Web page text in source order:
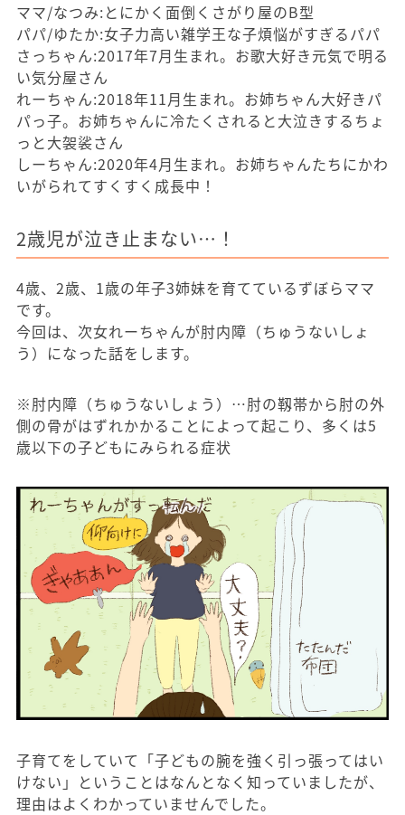
ママ/なつみ:とにかく面倒くさがり屋のB型
パパ/ゆたか:女子力高い雑学王な子煩悩がすぎるパパ
さっちゃん:2017年7月生まれ。お歌大好き元気で明る
い気分屋さん
れーちゃん:2018年11月生まれ。お姉ちゃん大好きパ
パっ子。お姉ちゃんに冷たくされると大泣きするちょ
っと大袈裟さん
しーちゃん:2020年4月生まれ。お姉ちゃんたちにかわ
いがられてすくすく成長中！
2歳児が泣き止まない…！
4歳、2歳、1歳の年子3姉妹を育てているずぼらママ
です。
今回は、次女れーちゃんが肘内障（ちゅうないしょ
う）になった話をします。
※肘内障（ちゅうないしょう）…肘の靱帯から肘の外
側の骨がはずれかかることによって起こり、多くは5
歳以下の子どもにみられる症状
子育てをしていて「子どもの腕を強く引っ張ってはい
けない」ということはなんとなく知っていましたが、
理由はよくわかっていませんでした。